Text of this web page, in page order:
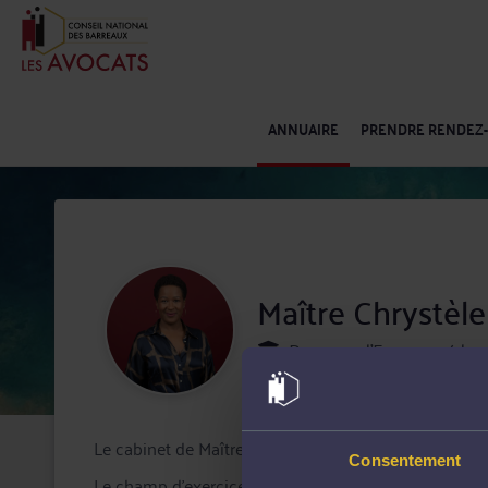
Consentement
ANNUAIRE PRENDRE
Maître
Barreau d'Essonne
Le cabinet de Maître Chrystèle RAUMEL-DEMIER est